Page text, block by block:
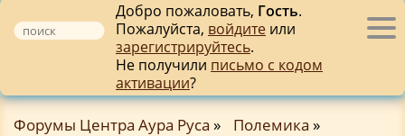
Добро пожаловать, Гость.
Пожалуйста, войдите или
зарегистрируйтесь.
Не получили письмо с кодом
активации?
Форумы Центра Аура Руса » Полемика »